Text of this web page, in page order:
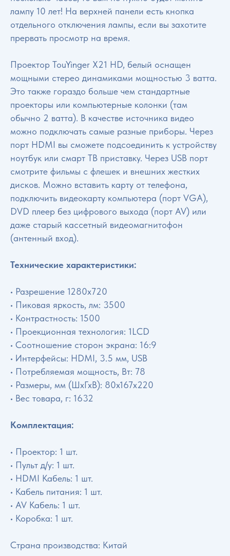
лампу 10 лет! На верхней панели есть кнопка
отдельного отключения лампы, если вы захотите
прервать просмотр на время.
Проектор TouYinger X21 HD, белый оснащен
мощными стерео динамиками мощностью 3 ватта.
Это также гораздо больше чем стандартные
проекторы или компьютерные колонки (там
обычно 2 ватта). В качестве источника видео
можно подключать самые разные приборы. Через
порт HDMI вы сможете подсоединить к устройству
ноутбук или смарт ТВ приставку. Через USB порт
смотрите фильмы с флешек и внешних жестких
дисков. Можно вставить карту от телефона,
подключить видеокарту компьютера (порт VGA),
DVD плеер без цифрового выхода (порт AV) или
даже старый кассетный видеомагнитофон
(антенный вход).
Технические характеристики:
• Разрешение 1280x720
• Пиковая яркость, лм: 3500
• Контрастность: 1500
• Проекционная технология: 1LCD
• Соотношение сторон экрана: 16:9
• Интерфейсы: HDMI, 3.5 мм, USB
• Потребляемая мощность, Вт: 78
• Размеры, мм (ШхГхВ): 80x167x220
• Вес товара, г: 1632
Комплектация:
• Проектор: 1 шт.
• Пульт д/у: 1 шт.
• HDMI Кабель: 1 шт.
• Кабель питания: 1 шт.
• AV Кабель: 1 шт.
• Коробка: 1 шт.
Страна производства: Китай